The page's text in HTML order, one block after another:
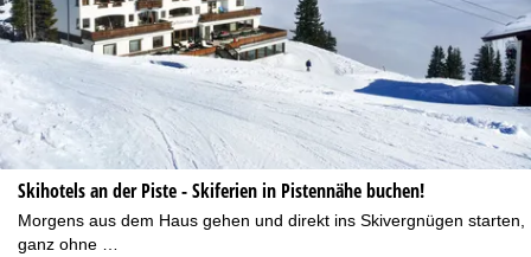
Skihotels an der Piste - Skiferien in Pistennähe buchen!
Morgens aus dem Haus gehen und direkt ins Skivergnügen starten,
ganz ohne …